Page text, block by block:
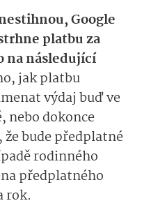
Google
platbu za
na následující
jak platbu
výdaj buď ve
nebo dokonce
bude předplatné
rodinného
předplatného
rok.